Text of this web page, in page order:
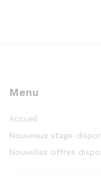
Menu
Accueil
Nouveaux stage
Nouvelles offres